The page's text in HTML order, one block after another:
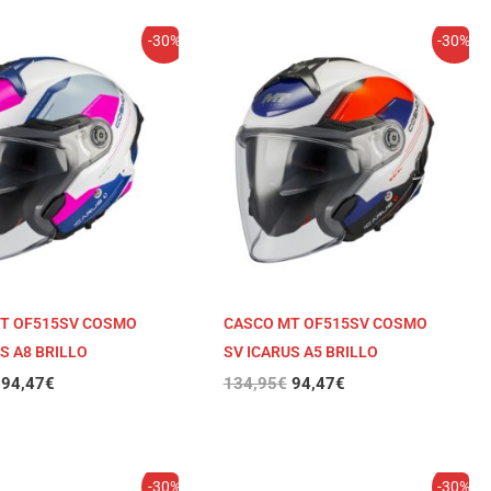
-30%
OF515SV COSMO
A8 BRILLO
precio
original
era:
134,95€.
94,47€
precio
actual
es:
94,47€.
-30%
CASCO MT OF515SV COSMO
SV ICARUS A5 BRILLO
134,95€
precio
original
era:
134,95€.
94,47€
precio
actual
es:
94,47€.
-30% -30%